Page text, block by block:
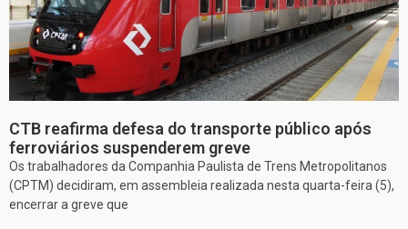
CTB reafirma defesa do transporte público após
ferroviários suspenderem greve
Os trabalhadores da Companhia Paulista de Trens Metropolitanos
(CPTM) decidiram, em assembleia realizada nesta quarta-feira (5),
encerrar a greve que